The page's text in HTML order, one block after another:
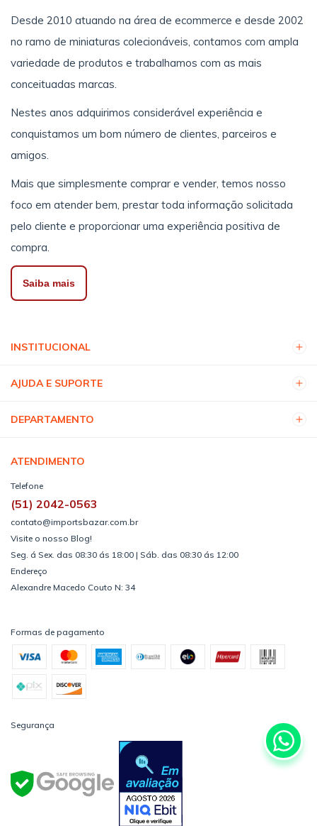
Desde 2010 atuando na área de ecommerce e desde 2002
no ramo de miniaturas colecionáveis, contamos com ampla
variedade de produtos e trabalhamos com as mais
conceituadas marcas.
Nestes anos adquirimos considerável experiência e
conquistamos um bom número de clientes, parceiros e
amigos.
Mais que simplesmente comprar e vender, temos nosso
foco em atender bem, prestar toda informação solicitada
pelo cliente e proporcionar uma experiência positiva de
compra.
Saiba mais
INSTITUCIONAL
AJUDA E SUPORTE
DEPARTAMENTO
ATENDIMENTO
Telefone
(51) 2042-0563
contato@importsbazar.com.br
Visite o nosso Blog!
Seg. á Sex. das 08:30 ás 18:00 | Sáb. das 08:30 ás 12:00
Endereço
Alexandre Macedo Couto N: 34
Formas de pagamento
Segurança